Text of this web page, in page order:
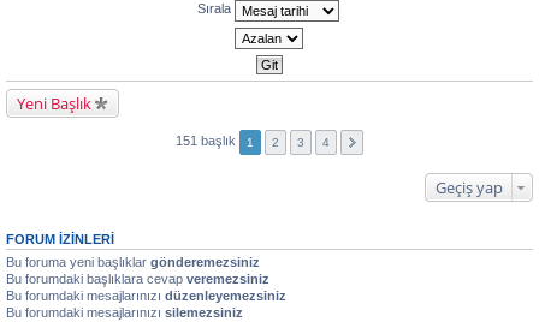
Sırala
Yeni Başlık
151 başlık 1 2 3 4
Geçiş yap
FORUM IZINLERI
Bu foruma yeni başlıklar gönderemezsiniz
Bu forumdaki başlıklara cevap veremezsiniz
Bu forumdaki mesajlarınızı düzenleyemezsiniz
Bu forumdaki mesajlarınızı silemezsiniz